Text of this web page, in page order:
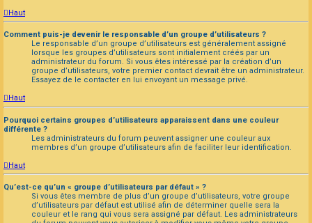
Haut
Comment puis-je devenir le responsable d’un groupe d’utilisateurs ?
Le responsable d’un groupe d’utilisateurs est généralement assigné
lorsque les groupes d’utilisateurs sont initialement créés par un
administrateur du forum. Si vous êtes intéressé par la création d’un
groupe d’utilisateurs, votre premier contact devrait être un administrateur.
Essayez de le contacter en lui envoyant un message privé.
Haut
Pourquoi certains groupes d’utilisateurs apparaissent dans une couleur
différente ?
Les administrateurs du forum peuvent assigner une couleur aux
membres d’un groupe d’utilisateurs afin de faciliter leur identification.
Haut
Qu’est-ce qu’un « groupe d’utilisateurs par défaut » ?
Si vous êtes membre de plus d’un groupe d’utilisateurs, votre groupe
d’utilisateurs par défaut est utilisé afin de déterminer quelle sera la
couleur et le rang qui vous sera assigné par défaut. Les administrateurs